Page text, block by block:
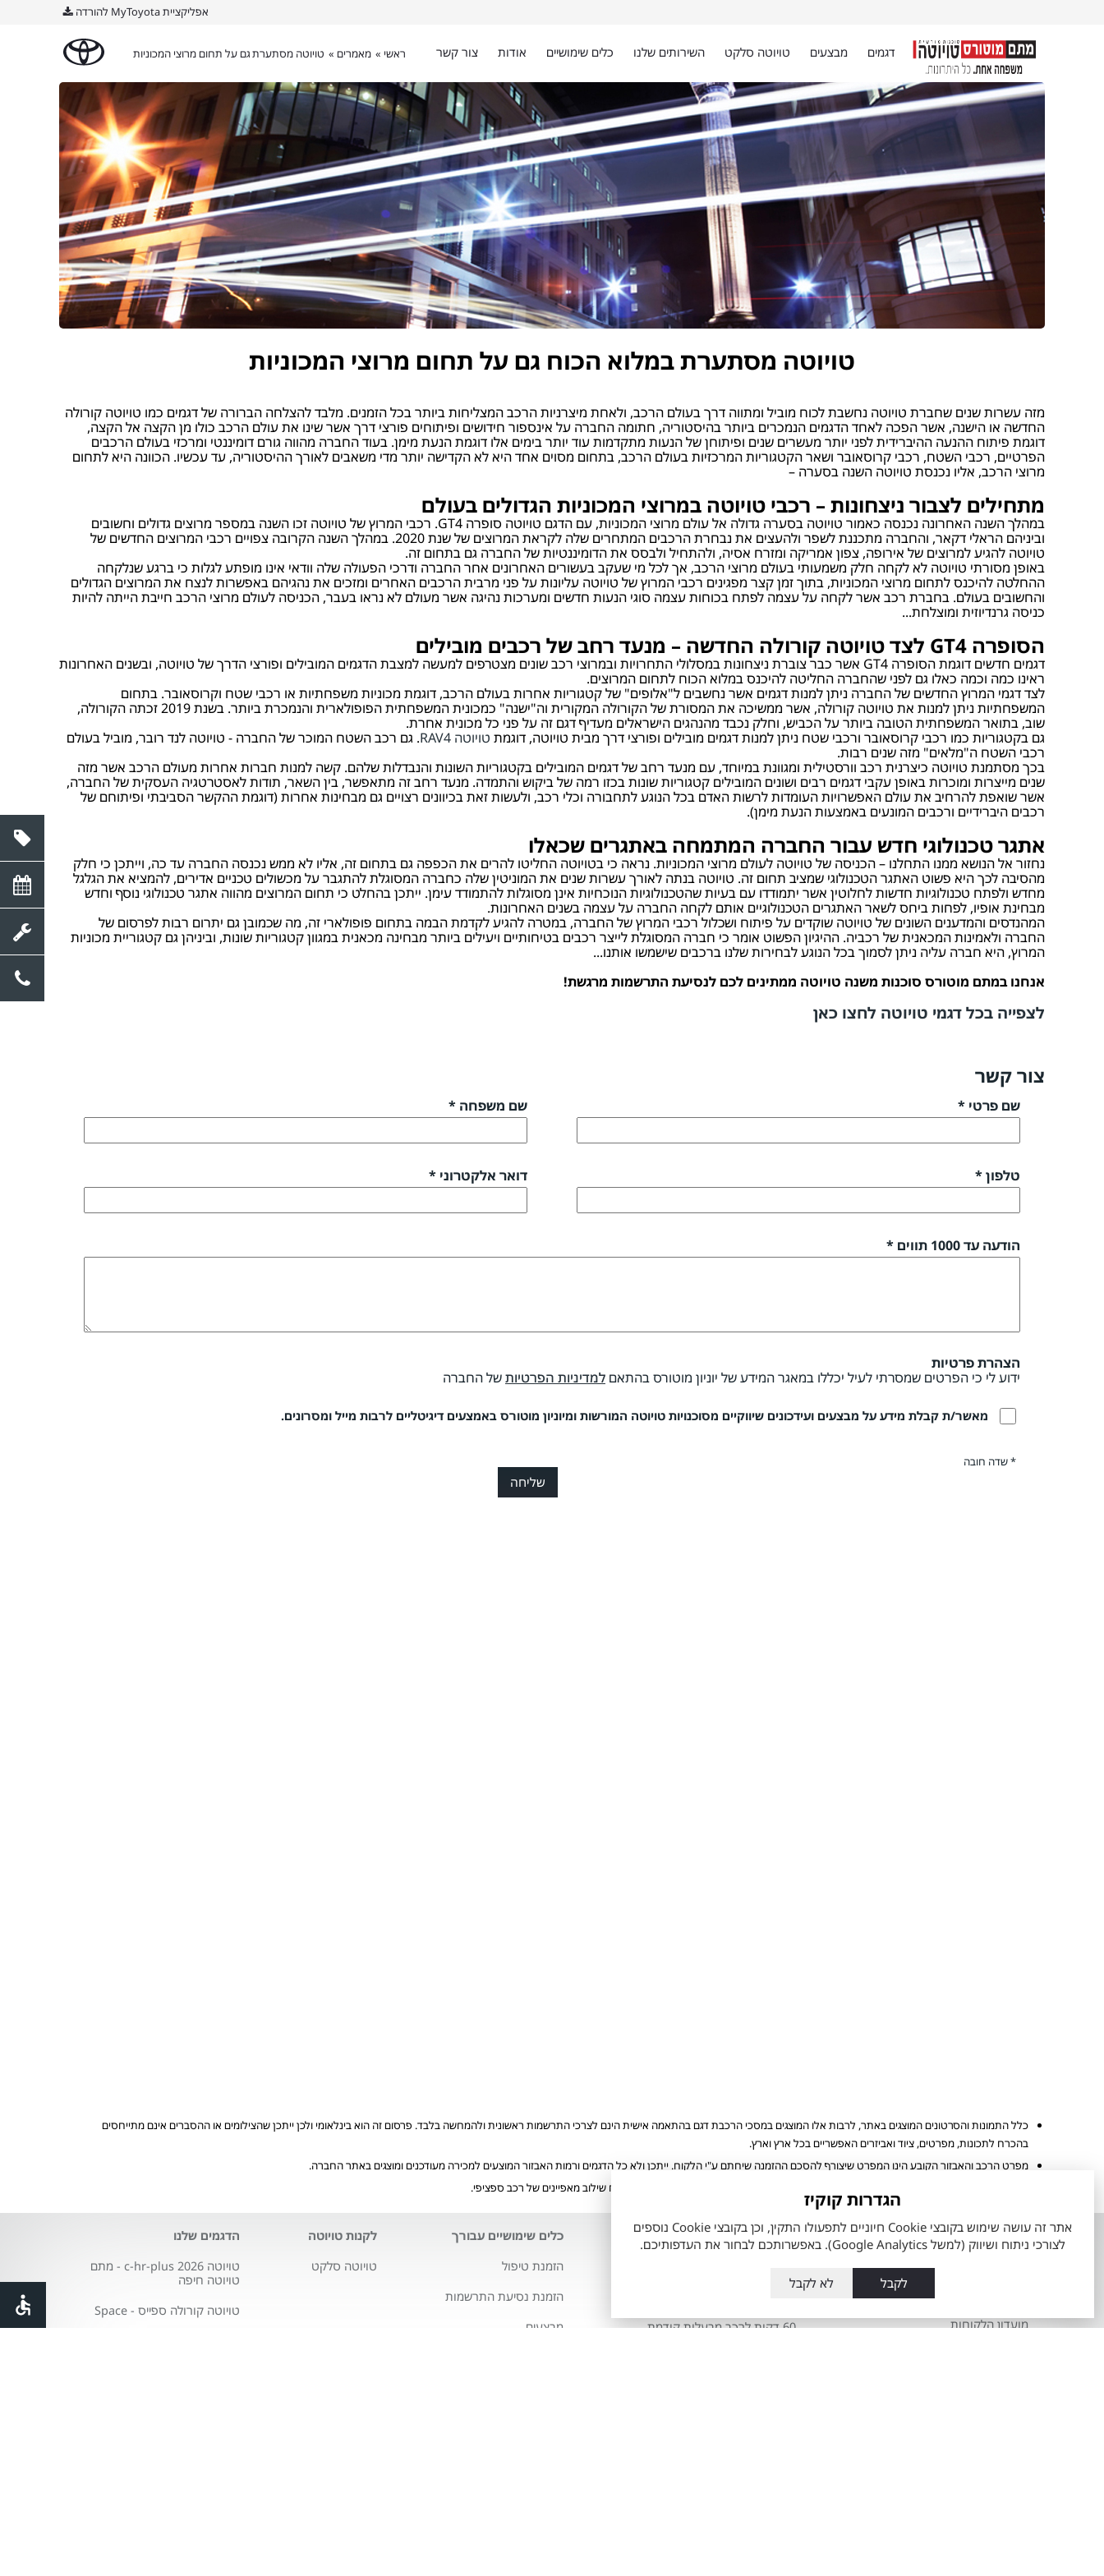
אפליקציית MyToyota להורדה
דגמים מבצעים טויוטה סלקט השירותים שלנו כלים שימושיים אודות צור קשר ראשי » מאמרים » טויוטה מסתערת גם על תחום מרוצי המכוניות
טויוטה מסתערת במלוא הכוח גם על תחום מרוצי המכוניות
מזה עשרות שנים שחברת טויוטה נחשבת לכוח מוביל ומתווה דרך בעולם הרכב, ולאחת מיצרניות הרכב המצליחות ביותר בכל הזמנים. מלבד להצלחה הברורה של דגמים כמו טויוטה קורולה
החדשה או הישנה, אשר הפכה לאחד הדגמים הנמכרים ביותר בהיסטוריה, חתומה החברה על אינספור חידושים ופיתוחים פורצי דרך אשר שינו את עולם הרכב כולו מן הקצה אל הקצה,
דוגמת פיתוח ההנעה ההיברידית לפני יותר מעשרים שנים ופיתוחן של הנעות מתקדמות עוד יותר בימים אלו דוגמת הנעת מימן. בעוד החברה מהווה גורם דומיננטי ומרכזי בעולם הרכבים
הפרטיים, רכבי השטח, רכבי קרוסאובר ושאר הקטגוריות המרכזיות בעולם הרכב, בתחום מסוים אחד היא לא הקדישה יותר מדי משאבים לאורך ההיסטוריה, עד עכשיו. הכוונה היא לתחום
מרוצי הרכב, אליו נכנסת טויוטה השנה בסערה –
מתחילים לצבור ניצחונות – רכבי טויוטה במרוצי המכוניות הגדולים בעולם
במהלך השנה האחרונה נכנסה כאמור טויוטה בסערה גדולה אל עולם מרוצי המכוניות, עם הדגם טויוטה סופרה GT4. רכבי המרוץ של טויוטה זכו השנה במספר מרוצים גדולים וחשובים
וביניהם הראלי דקאר, והחברה מתכננת לשפר ולהעצים את נבחרת הרכבים המתחרים שלה לקראת המרוצים של שנת 2020. במהלך השנה הקרובה צפויים רכבי המרוצים החדשים של
טויוטה להגיע למרוצים של אירופה, צפון אמריקה ומזרח אסיה, ולהתחיל ולבסס את הדומיננטיות של החברה גם בתחום זה.
באופן מסורתי טויוטה לא לקחה חלק משמעותי בעולם מרוצי הרכב, אך לכל מי שעקב בעשורים האחרונים אחר החברה ודרכי הפעולה שלה וודאי אינו מופתע לגלות כי ברגע שנלקחה
ההחלטה להיכנס לתחום מרוצי המכוניות, בתוך זמן קצר מפגינים רכבי המרוץ של טויוטה עליונות על פני מרבית הרכבים האחרים ומזכים את נהגיהם באפשרות לנצח את המרוצים הגדולים
והחשובים בעולם. בחברת רכב אשר לקחה על עצמה לפתח בכוחות עצמה סוגי הנעות חדשים ומערכות נהיגה אשר מעולם לא נראו בעבר, הכניסה לעולם מרוצי הרכב חייבת הייתה להיות
כניסה גרנדיוזית ומוצלחת...
הסופרה GT4 לצד טויוטה קורולה החדשה – מנעד רחב של רכבים מובילים
דגמים חדשים דוגמת הסופרה GT4 אשר כבר צוברת ניצחונות במסלולי התחרויות ובמרוצי רכב שונים מצטרפים למעשה למצבת הדגמים המובילים ופורצי הדרך של טויוטה, ובשנים האחרונות
ראינו כמה וכמה כאלו גם לפני שהחברה החליטה להיכנס במלוא הכוח לתחום המרוצים.
לצד דגמי המרוץ החדשים של החברה ניתן למנות דגמים אשר נחשבים ל"אלופים" של קטגוריות אחרות בעולם הרכב, דוגמת מכוניות משפחתיות או רכבי שטח וקרוסאובר. בתחום
המשפחתיות ניתן למנות את טויוטה קורולה, אשר ממשיכה את המסורת של הקורולה המקורית וה"ישנה" כמכונית המשפחתית הפופולארית והנמכרת ביותר. בשנת 2019 זכתה הקורולה,
שוב, בתואר המשפחתית הטובה ביותר על הכביש, וחלק נכבד מהנהגים הישראלים מעדיף דגם זה על פני כל מכונית אחרת.
גם בקטגוריות כמו רכבי קרוסאובר ורכבי שטח ניתן למנות דגמים מובילים ופורצי דרך מבית טויוטה, דוגמת טויוטה RAV4
. גם רכב השטח המוכר של החברה - טויוטה לנד רובר, מוביל בעולם
רכבי השטח ה"מלאים" מזה שנים רבות.
בכך מסתמנת טויוטה כיצרנית רכב וורסטילית ומגוונת במיוחד, עם מנעד רחב של דגמים המובילים בקטגוריות השונות והנבדלות שלהם. קשה למנות חברות אחרות מעולם הרכב אשר מזה
שנים מייצרות ומוכרות באופן עקבי דגמים רבים ושונים המובילים קטגוריות שונות בכזו רמה של ביקוש והתמדה. מנעד רחב זה מתאפשר, בין השאר, תודות לאסטרטגיה העסקית של החברה,
אשר שואפת להרחיב את עולם האפשרויות העומדות לרשות האדם בכל הנוגע לתחבורה וכלי רכב, ולעשות זאת בכיוונים רצויים גם מבחינות אחרות (דוגמת ההקשר הסביבתי ופיתוחם של
רכבים היברידיים ורכבים המונעים באמצעות הנעת מימן).
אתגר טכנולוגי חדש עבור החברה המתמחה באתגרים שכאלו
נחזור אל הנושא ממנו התחלנו – הכניסה של טויוטה לעולם מרוצי המכוניות. נראה כי בטויוטה החליטו להרים את הכפפה גם בתחום זה, אליו לא ממש נכנסה החברה עד כה, וייתכן כי חלק
מהסיבה לכך היא פשוט האתגר הטכנולוגי שמציב תחום זה. טויוטה בנתה לאורך עשרות שנים את המוניטין שלה כחברה המסוגלת להתגבר על מכשולים טכניים אדירים, להמציא את הגלגל
מחדש ולפתח טכנולוגיות חדשות לחלוטין אשר יתמודדו עם בעיות שהטכנולוגיות הנוכחיות אינן מסוגלות להתמודד עימן. ייתכן בהחלט כי תחום המרוצים מהווה אתגר טכנולוגי נוסף וחדש
מבחינת אופיו, לפחות ביחס לשאר האתגרים הטכנולוגיים אותם לקחה החברה על עצמה בשנים האחרונות.
המהנדסים והמדענים השונים של טויוטה שוקדים על פיתוח ושכלול רכבי המרוץ של החברה, במטרה להגיע לקדמת הבמה בתחום פופולארי זה, מה שכמובן גם יתרום רבות לפרסום של
החברה ולאמינות המכאנית של רכביה. ההיגיון הפשוט אומר כי חברה המסוגלת לייצר רכבים בטיחותיים ויעילים ביותר מבחינה מכאנית במגוון קטגוריות שונות, וביניהן גם קטגוריית מכוניות
המרוץ, היא חברה עליה ניתן לסמוך בכל הנוגע לבחירות שלנו ברכבים שישמשו אותנו...
אנחנו במתם מוטורס סוכנות משנה טויוטה ממתינים לכם לנסיעת התרשמות מרגשת!
לצפייה בכל דגמי טויוטה לחצו כאן
צור קשר
שם פרטי * שם משפחה *
טלפון * דואר אלקטרוני *
הודעה עד 1000 תווים *
הצהרת פרטיות
ידוע לי כי הפרטים שמסרתי לעיל יכללו במאגר המידע של יוניון מוטורס בהתאם למדיניות הפרטיותשל החברה
מאשר/ת קבלת מידע על מבצעים ועידכונים שיווקיים מסוכנויות טויוטה המורשות ומיוניון מוטורס באמצעים דיגיטליים לרבות מייל ומסרונים.
* שדה חובה
כלל התמונות והסרטונים המוצגים באתר, לרבות אלו המוצגים במסכי הרכבת דגם בהתאמה אישית הינם לצרכי התרשמות ראשונית ולהמחשה בלבד. פרסום זה הוא בינלאומי ולכן ייתכן שהצילומים או ההסברים אינם מתייחסים
בהכרח לתכונות, מפרטים, ציוד ואביזרים האפשריים בכל ארץ וארץ.
מפרט הרכב והאבזור הקובע הינו המפרט שיצורף להסכם ההזמנה שיחתם ע"י הלקוח. ייתכן ולא כל הדגמים ורמות האבזור המוצעים למכירה מעודכנים ומוצגים באתר החברה.
הערכים המוצגים הינם הגבוהים ביותר או הנמוכים ביותר לפי סוגי המנוע הזמינים, ואינם מייצגים בהכרח שילוב מאפיינים של רכב ספציפי.
אודות
אודות מתם מוטורס
מועדון הלקוחות
השירותים שלנו
60 דקות לרכב מבעלות קודמת
כלים שימושיים עבורך
הזמנת טיפול
הזמנת נסיעת התרשמות
מבצעים
לקנות טויוטה
טויוטה סלקט
הדגמים שלנו
טויוטה c-hr-plus 2026 - מתם
טויוטה חיפה
טויוטה קורולה ספייס - Space
הגדרות קוקיז
אתר זה עושה שימוש בקובצי Cookie חיוניים לתפעולו התקין, וכן בקובצי Cookie נוספים
לצורכי ניתוח ושיווק (למשל Google Analytics). באפשרותכם לבחור את העדפותיכם.
לקבל לא לקבל